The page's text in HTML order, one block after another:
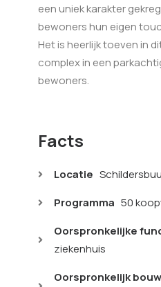
een uniek karakter
bewoners hun eigen
Het is heerlijk toeven in
complex in een
bewoners.
Facts
Locatie
Programma 50
Oorspronkelijke
ziekenhuis
Oorspronkelijk